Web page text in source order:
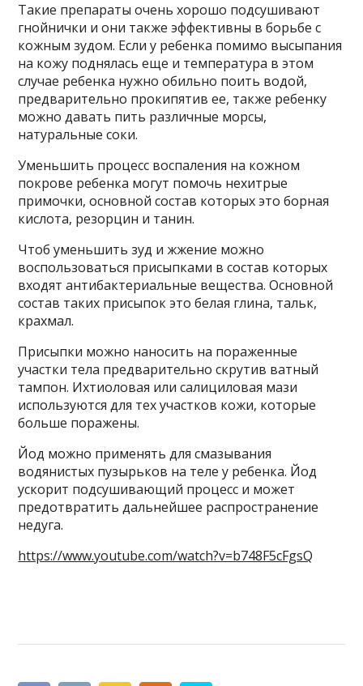
Такие препараты очень хорошо подсушивают
гнойнички и они также эффективны в борьбе с
кожным зудом. Если у ребенка помимо высыпания
на кожу поднялась еще и температура в этом
случае ребенка нужно обильно поить водой,
предварительно прокипятив ее, также ребенку
можно давать пить различные морсы,
натуральные соки.
Уменьшить процесс воспаления на кожном
покрове ребенка могут помочь нехитрые
примочки, основной состав которых это борная
кислота, резорцин и танин.
Чтоб уменьшить зуд и жжение можно
воспользоваться присыпками в состав которых
входят антибактериальные вещества. Основной
состав таких присыпок это белая глина, тальк,
крахмал.
Присыпки можно наносить на пораженные
участки тела предварительно скрутив ватный
тампон. Ихтиоловая или салициловая мази
используются для тех участков кожи, которые
больше поражены.
Йод можно применять для смазывания
водянистых пузырьков на теле у ребенка. Йод
ускорит подсушивающий процесс и может
предотвратить дальнейшее распространение
недуга.
https://www.youtube.com/watch?v=b748F5cFgsQ